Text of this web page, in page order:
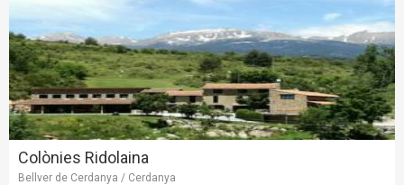
Colònies Ridolaina
Bellver de Cerdanya / Cerdanya